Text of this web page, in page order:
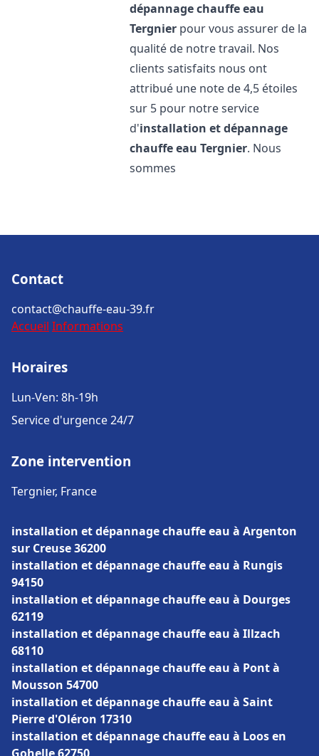
dépannage chauffe eau
Tergnier pour vous assurer de la
qualité de notre travail. Nos
clients satisfaits nous ont
attribué une note de 4,5 étoiles
sur 5 pour notre service
d'installation et dépannage
chauffe eau Tergnier. Nous
sommes
Contact
contact@chauffe-eau-39.fr
Accueil Informations
Horaires
Lun-Ven: 8h-19h
Service d'urgence 24/7
Zone intervention
Tergnier, France
installation et dépannage chauffe eau à Argenton
sur Creuse 36200
installation et dépannage chauffe eau à Rungis
94150
installation et dépannage chauffe eau à Dourges
62119
installation et dépannage chauffe eau à Illzach
68110
installation et dépannage chauffe eau à Pont à
Mousson 54700
installation et dépannage chauffe eau à Saint
Pierre d'Oléron 17310
installation et dépannage chauffe eau à Loos en